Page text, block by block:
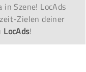
Szene! LocAds
Zielen deiner
LocAds!